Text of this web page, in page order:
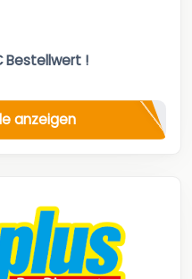
Bestellwert !
anzeigen